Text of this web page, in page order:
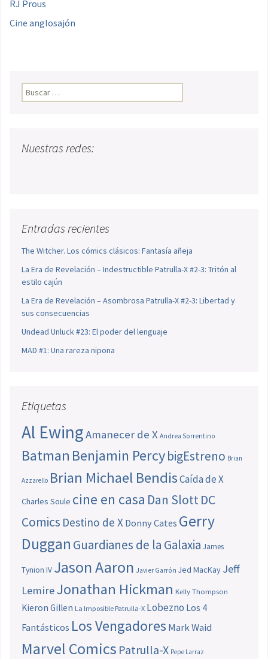
RJ Prous
Cine anglosajón
Buscar:
Nuestras redes:
Entradas recientes
The Witcher. Los cómics clásicos: Fantasía añeja
La Era de Revelación – Indestructible Patrulla-X #2-3: Tritón al
estilo cajún
La Era de Revelación – Asombrosa Patrulla-X #2-3: Libertad y
sus consecuencias
Undead Unluck #23: El poder del lenguaje
MAD #1: Una rareza nipona
Etiquetas
Al EwingAmanecer de X Andrea Sorrentino
Batman Benjamin PercybigEstreno Brian
Azzarello Brian Michael BendisCaída de X
Charles Soule cine en casa Dan SlottDC
Comics Destino de X Donny Cates Gerry
Duggan Guardianes de la Galaxia James
Tynion IV Jason Aaron Javier Garrón Jed MacKay Jeff
LemireJonathan Hickman Kelly Thompson
Kieron Gillen La Imposible Patrulla-X Lobezno Los 4
Fantásticos Los Vengadores Mark Waid
Marvel Comics Patrulla-X Pepe Larraz